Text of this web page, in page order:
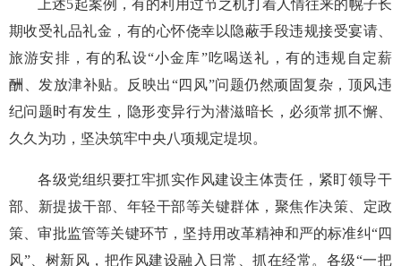
上述5起案例，有的利用过节之机打着人情往来的幌子长
期收受礼品礼金，有的心怀侥幸以隐蔽手段违规接受宴请、
旅游安排，有的私设“小金库”吃喝送礼，有的违规自定薪
酬、发放津补贴。反映出“四风”问题仍然顽固复杂，顶风违
纪问题时有发生，隐形变异行为潜滋暗长，必须常抓不懈、
久久为功，坚决筑牢中央八项规定堤坝。
各级党组织要扛牢抓实作风建设主体责任，紧盯领导干
部、新提拔干部、年轻干部等关键群体，聚焦作决策、定政
策、审批监管等关键环节，坚持用改革精神和严的标准纠“四
风”、树新风，把作风建设融入日常、抓在经常。各级“一把